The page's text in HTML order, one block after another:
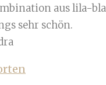
aus lila-
sehr schön.